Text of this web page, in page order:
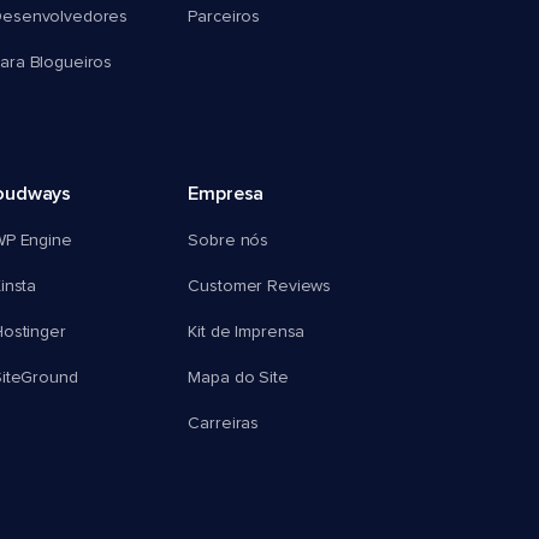
Blogueiros
Parceiros
Engine
Empresa
Sobre nós
Customer Reviews
Kit de Imprensa
Mapa do Site
Carreiras